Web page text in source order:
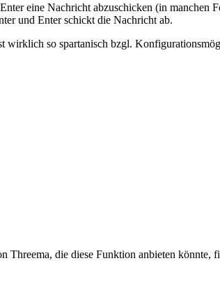
eine Nachricht abzuschicken (in
und Enter schickt die Nachricht ab.
wirklich so spartanisch bzgl.
Threema, die diese Funktion anbieten könnte,